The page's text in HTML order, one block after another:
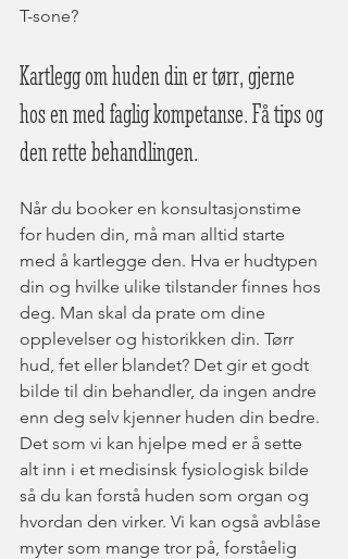
T-sone?
Kartlegg om huden din er tørr, gjerne
hos en med faglig kompetanse. Få tips og
den rette behandlingen.
Når du booker en konsultasjonstime
for huden din, må man alltid starte
med å kartlegge den. Hva er hudtypen
din og hvilke ulike tilstander finnes hos
deg. Man skal da prate om dine
opplevelser og historikken din. Tørr
hud, fet eller blandet? Det gir et godt
bilde til din behandler, da ingen andre
enn deg selv kjenner huden din bedre.
Det som vi kan hjelpe med er å sette
alt inn i et medisinsk fysiologisk bilde
så du kan forstå huden som organ og
hvordan den virker. Vi kan også avblåse
myter som mange tror på, forståelig